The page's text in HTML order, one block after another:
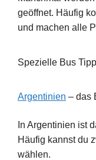
geöffnet. Häufig
und machen alle
Spezielle Bus
Argentinien – das
In Argentinien ist
Häufig kannst du
wählen.